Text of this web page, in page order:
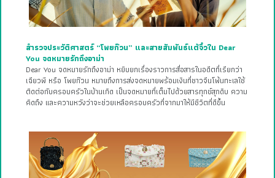
สำรวจประวัติศาสตร์ “โพยก๊วน” และสายสัมพันธ์แต้จิ๋วใน Dear
You จดหมายรักถึงอาม่า
Dear You จดหมายรักถึงอาม่า หยิบยกเรื่องราวการสื่อสารในอดีตที่เรียกว่า
เฉียวพี หรือ โพยก๊วน หมายถึงการส่งจดหมายพร้อมเงินที่ชาวจีนโพ้นทะเลใช้
ติดต่อกับครอบครัวในบ้านเกิด เป็นจดหมายที่เต็มไปด้วยสารทุกข์สุกดิบ ความ
คิดถึง และความหวังว่าจะช่วยเหลือครอบครัวที่จากมาให้มีชีวิตที่ดีขึ้น